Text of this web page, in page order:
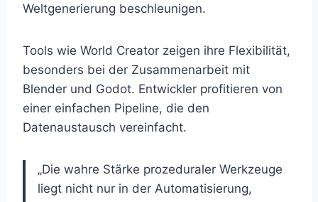
Weltgenerierung beschleunigen.
Tools wie World Creator zeigen ihre Flexibilität,
besonders bei der Zusammenarbeit mit
Blender und Godot. Entwickler profitieren von
einer einfachen Pipeline, die den
Datenaustausch vereinfacht.
„Die wahre Stärke prozeduraler Werkzeuge
liegt nicht nur in der Automatisierung,